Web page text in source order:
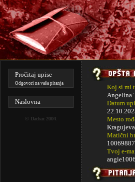
Pročitaj upise
Odgovori na vaša pitanja
Naslovna
© Dachaz2004.
Koj si mi
Angelina
Datum
Mesto
Matični
Tvoj e-